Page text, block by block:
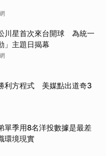
川星首次來台開球 為統一
」主題日揭幕
利方程式 美媒點出道奇3
單季用8名洋投數據是最差
環境現實